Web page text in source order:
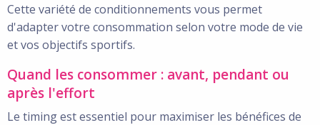
Cette variété de conditionnements vous permet
d'adapter votre consommation selon votre mode de vie
et vos objectifs sportifs.
Quand les consommer : avant, pendant ou
après l'effort
Le timing est essentiel pour maximiser les bénéfices de